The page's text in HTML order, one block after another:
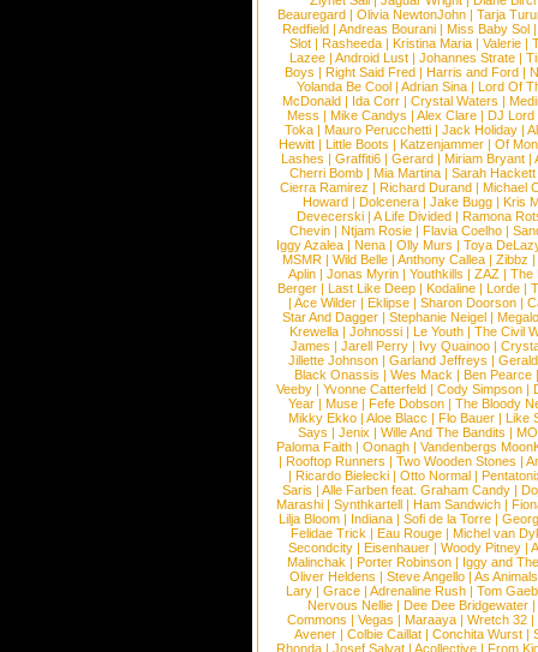
Beauregard |Olivia NewtonJohn |Tarja
Redfield | Andreas Bourani | Miss Baby Sol
Slot | Rasheeda | Kristina Maria | Valerie |
Lazee | Android Lust | Johannes Strate |
Boys | Right Said Fred | Harris and Ford |
Yolanda Be Cool |Adrian Sina |Lord Of
McDonald | Ida Corr |Crystal Waters |
Mess | Mike Candys | Alex Clare | DJ Lord
Toka | Mauro Perucchetti | Jack Holiday |
Hewitt |Little Boots |Katzenjammer |Of
Lashes |Graffiti6 |Gerard |Miriam Bryant |
Cherri Bomb | Mia Martina | Sarah Hackett
Cierra Ramirez | Richard Durand | Michael
Howard |Dolcenera |Jake Bugg |Kris
Devecerski |A Life Divided |Ramona
Chevin |Ntjam Rosie |Flavia Coelho |
Iggy Azalea | Nena | Olly Murs | Toya
MSMR |Wild Belle |Anthony Callea |Zibbz
Aplin | Jonas Myrin | Youthkills | ZAZ | The
Berger |Last Like Deep |Kodaline |Lorde |
|Ace Wilder |Eklipse |Sharon Doorson |
Star And Dagger | Stephanie Neigel |
Krewella | Johnossi | Le Youth | The Civil
James | Jarell Perry | Ivy Quainoo |
Jillette Johnson | Garland Jeffreys |
Black Onassis | Wes Mack | Ben Pearce
Veeby | Yvonne Catterfeld | Cody Simpson |
Year |Muse |Fefe Dobson |The Bloody
Mikky Ekko | Aloe Blacc | Flo Bauer | Like
Says | Jenix | Wille And The Bandits | MO
Paloma Faith |Oonagh |Vandenbergs
|Rooftop Runners |Two Wooden Stones |
| Ricardo Bielecki | Otto Normal |
Saris | Alle Farben feat. Graham Candy |
Marashi | Synthkartell | Ham Sandwich |
Lilja Bloom | Indiana | Sofi de la Torre |
Felidae Trick | Eau Rouge | Michel van
Secondcity |Eisenhauer |Woody Pitney |
Malinchak |Porter Robinson | Iggy and
Oliver Heldens |Steve Angello |As Animals
Lary | Grace | Adrenaline Rush | Tom
Nervous Nellie | Dee Dee Bridgewater |
Commons |Vegas |Maraaya |Wretch 32 |
Avener | Colbie Caillat | Conchita Wurst |
Rhonda | Josef Salvat | Acollective | From